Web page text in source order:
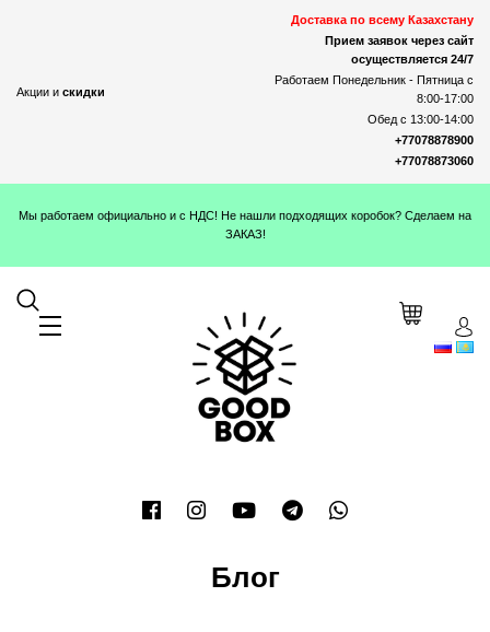
Акции и скидки
Доставка по всему Казахстану
Прием заявок через сайт
осуществляется 24/7
Работаем Понедельник - Пятница с
8:00-17:00
Обед с 13:00-14:00
+77078878900
+77078873060
Мы работаем официально и с НДС! Не нашли подходящих коробок? Сделаем на
ЗАКАЗ!
Блог